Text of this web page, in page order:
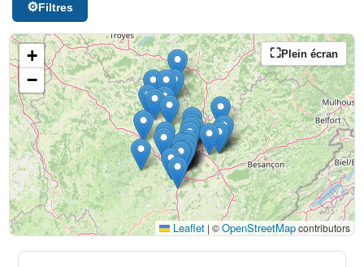
Filtres
Plein écran
+
−
Leaflet | ©OpenStreetMapcontributors